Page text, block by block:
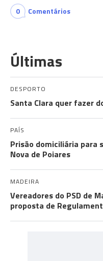
0 Comentários
Últimas
DESPORTO
Santa Clara quer fazer
PAÍS
Prisão domiciliária para
Nova de Poiares
MADEIRA
Vereadores do PSD de
proposta de